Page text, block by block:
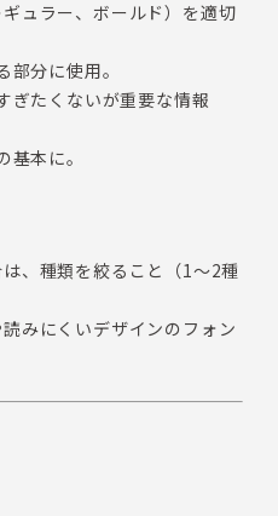
ュラー、ボールド）を適切
部分に使用。
ぎたくないが重要な情報
基本に。
、種類を絞ること（1〜2種
みにくいデザインのフォン